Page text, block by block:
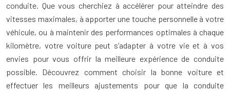
conduite. Que vous cherchiez à accélérer pour atteindre des
vitesses maximales, à apporter une touche personnelle à votre
véhicule, ou à maintenir des performances optimales à chaque
kilomètre, votre voiture peut s’adapter à votre vie et à vos
envies pour vous offrir la meilleure expérience de conduite
possible. Découvrez comment choisir la bonne voiture et
effectuer les meilleurs ajustements pour que la conduite